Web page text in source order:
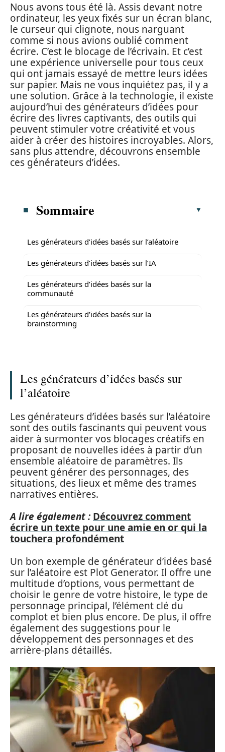
Nous avons tous été là. Assis devant notre
ordinateur, les yeux fixés sur un écran blanc,
le curseur qui clignote, nous narguant
comme si nous avions oublié comment
écrire. C’est le blocage de l’écrivain. Et c’est
une expérience universelle pour tous ceux
qui ont jamais essayé de mettre leurs idées
sur papier. Mais ne vous inquiétez pas, il y a
une solution. Grâce à la technologie, il existe
aujourd’hui des générateurs d’idées pour
écrire des livres captivants, des outils qui
peuvent stimuler votre créativité et vous
aider à créer des histoires incroyables. Alors,
sans plus attendre, découvrons ensemble
ces générateurs d’idées.
Sommaire
Les générateurs d’idées basés sur l’aléatoire
Les générateurs d’idées basés sur l’IA
Les générateurs d’idées basés sur la
communauté
Les générateurs d’idées basés sur la
brainstorming
Les générateurs d’idées basés sur
l’aléatoire
Les générateurs d’idées basés sur l’aléatoire
sont des outils fascinants qui peuvent vous
aider à surmonter vos blocages créatifs en
proposant de nouvelles idées à partir d’un
ensemble aléatoire de paramètres. Ils
peuvent générer des personnages, des
situations, des lieux et même des trames
narratives entières.
A lire également : Découvrez comment
écrire un texte pour une amie en or qui la
touchera profondément
Un bon exemple de générateur d’idées basé
sur l’aléatoire est Plot Generator. Il offre une
multitude d’options, vous permettant de
choisir le genre de votre histoire, le type de
personnage principal, l’élément clé du
complot et bien plus encore. De plus, il offre
également des suggestions pour le
développement des personnages et des
arrière-plans détaillés.